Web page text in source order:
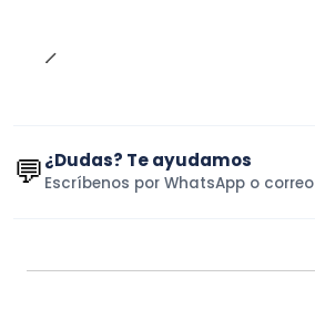
💬¿Dudas? Te ayudamos
Escríbenos por WhatsApp o correo